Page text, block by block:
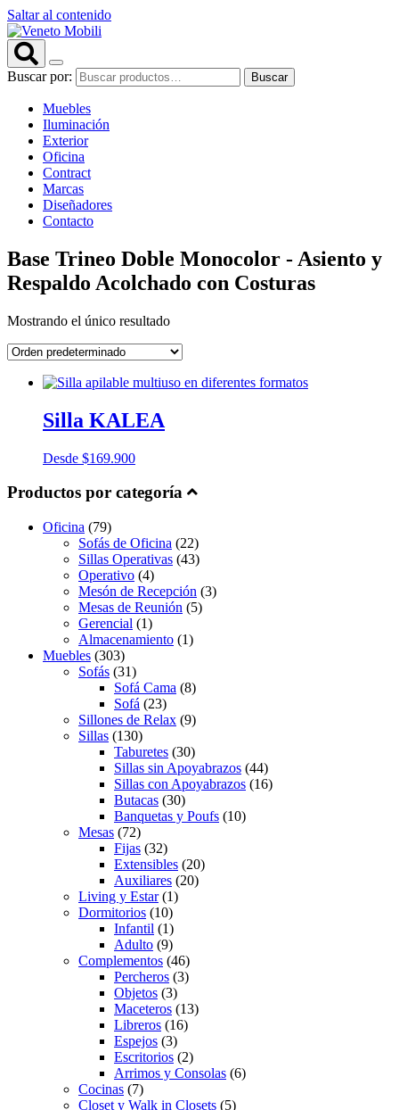
Saltar al contenido
Buscar por: Buscar
Muebles
Iluminación
Exterior
Oficina
Contract
Marcas
Diseñadores
Contacto
Base Trineo Doble Monocolor - Asiento y
Respaldo Acolchado con Costuras
Mostrando el único resultado
Silla KALEA
Desde $169.900
Productos por categoría
Oficina (79)
Sofás de Oficina (22)
Sillas Operativas (43)
Operativo (4)
Mesón de Recepción (3)
Mesas de Reunión (5)
Gerencial (1)
Almacenamiento (1)
Muebles (303)
Sofás (31)
Sofá Cama (8)
Sofá (23)
Sillones de Relax (9)
Sillas (130)
Taburetes (30)
Sillas sin Apoyabrazos (44)
Sillas con Apoyabrazos (16)
Butacas (30)
Banquetas y Poufs (10)
Mesas (72)
Fijas (32)
Extensibles (20)
Auxiliares (20)
Living y Estar(1)
Dormitorios (10)
Infantil (1)
Adulto (9)
Complementos (46)
Percheros (3)
Objetos (3)
Maceteros (13)
Libreros (16)
Espejos (3)
Escritorios (2)
Arrimos y Consolas (6)
Cocinas (7)
Closet y Walk in Closets (5)